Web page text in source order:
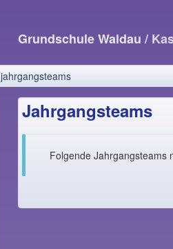
Grundschule Waldau /
jahrgangsteams
Jahrgangsteams
Folgende Jahrgangsteams